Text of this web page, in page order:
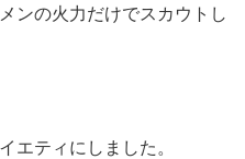
ンの火力だけでスカウトし
エティにしました。